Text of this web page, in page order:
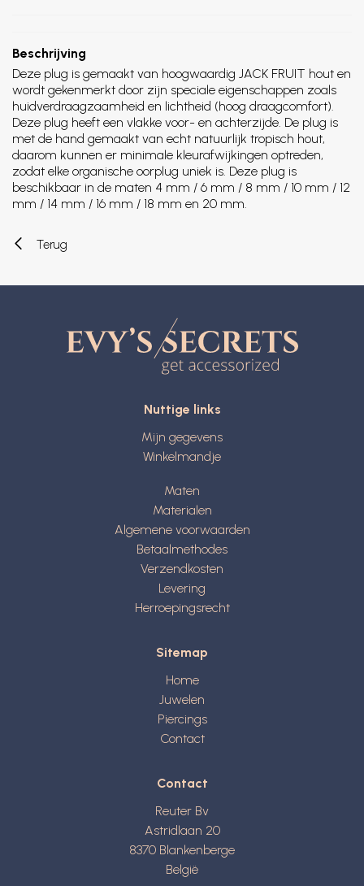
Beschrijving
Deze plug is gemaakt van hoogwaardig JACK FRUIT hout en
wordt gekenmerkt door zijn speciale eigenschappen zoals
huidverdraagzaamheid en lichtheid (hoog draagcomfort).
Deze plug heeft een vlakke voor- en achterzijde. De plug is
met de hand gemaakt van echt natuurlijk tropisch hout,
daarom kunnen er minimale kleurafwijkingen optreden,
zodat elke organische oorplug uniek is. Deze plug is
beschikbaar in de maten 4 mm / 6 mm / 8 mm / 10 mm / 12
mm / 14 mm / 16 mm / 18 mm en 20 mm.
Terug
Nuttige links
Mijn gegevens
Winkelmandje
Maten
Materialen
Algemene voorwaarden
Betaalmethodes
Verzendkosten
Levering
Herroepingsrecht
Sitemap
Home
Juwelen
Piercings
Contact
Contact
Reuter Bv
Astridlaan 20
8370 Blankenberge
België